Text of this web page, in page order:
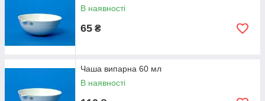
В наявності
65 ₴
Чаша випарна 60 мл
В наявності